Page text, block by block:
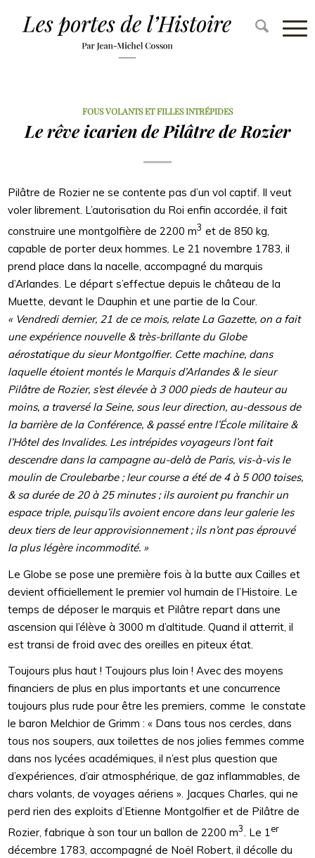
FOUS VOLANTS ET FILLES INTRÉPIDES
Le rêve icarien de Pilâtre de Rozier
Pilâtre de Rozier ne se contente pas d’un vol captif. Il veut
voler librement. L’autorisation du Roi enfin accordée, il fait
construire une montgolfière de 2200 m3 et de 850 kg,
capable de porter deux hommes. Le 21 novembre 1783, il
prend place dans la nacelle, accompagné du marquis
d’Arlandes. Le départ s’effectue depuis le château de la
Muette, devant le Dauphin et une partie de la Cour.
«Vendredi dernier, 21 de ce mois, relate La Gazette, on a fait
une expérience nouvelle & très-brillante du Globe
aérostatique du sieur Montgolfier. Cette machine, dans
laquelle étoient montés le Marquis d’Arlandes & le sieur
Pilâtre de Rozier, s’est élevée à 3 000 pieds de hauteur au
moins, a traversé la Seine, sous leur direction, au-dessous de
la barrière de la Conférence, & passé entre l’École militaire &
l’Hôtel des Invalides. Les intrépides voyageurs l’ont fait
descendre dans la campagne au-delà de Paris, vis-à-vis le
moulin de Croulebarbe ; leur course a été de 4 à 5 000 toises,
& sa durée de 20 à 25 minutes ; ils auroient pu franchir un
espace triple, puisqu’ils avoient encore dans leur galerie les
deux tiers de leur approvisionnement ; ils n’ont pas éprouvé
la plus légère incommodité. »
Le Globe se pose une première fois à la butte aux Cailles et
devient officiellement le premier vol humain de l’Histoire. Le
temps de déposer le marquis et Pilâtre repart dans une
ascension qui l’élève à 3000 m d’altitude. Quand il atterrit, il
est transi de froid avec des oreilles en piteux état.
Toujours plus haut ! Toujours plus loin ! Avec des moyens
financiers de plus en plus importants et une concurrence
toujours plus rude pour être les premiers, comme le constate
le baron Melchior de Grimm : « Dans tous nos cercles, dans
tous nos soupers, aux toilettes de nos jolies femmes comme
dans nos lycées académiques, il n’est plus question que
d’expériences, d’air atmosphérique, de gaz inflammables, de
chars volants, de voyages aériens ». Jacques Charles, qui ne
perd rien des exploits d’Etienne Montgolfier et de Pilâtre de
Rozier, fabrique à son tour un ballon de 2200 m3. Le 1er
décembre 1783, accompagné de Noël Robert, il décolle du